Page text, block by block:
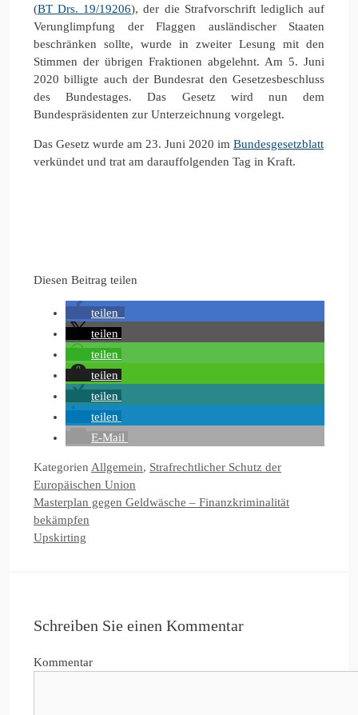
(BT Drs. 19/19206), der die Strafvorschrift lediglich auf
Verunglimpfung der Flaggen ausländischer Staaten
beschränken sollte, wurde in zweiter Lesung mit den
Stimmen der übrigen Fraktionen abgelehnt. Am 5. Juni
2020 billigte auch der Bundesrat den Gesetzesbeschluss
des Bundestages. Das Gesetz wird nun dem
Bundespräsidenten zur Unterzeichnung vorgelegt.
Das Gesetz wurde am 23. Juni 2020 im Bundesgesetzblatt
verkündet und trat am darauffolgenden Tag in Kraft.
Diesen Beitrag teilen
teilen
teilen
teilen
teilen
teilen
teilen
E-Mail
Kategorien Allgemein, Strafrechtlicher Schutz der
Europäischen Union
Masterplan gegen Geldwäsche – Finanzkriminalität
bekämpfen
Upskirting
Schreiben Sie einen Kommentar
Kommentar